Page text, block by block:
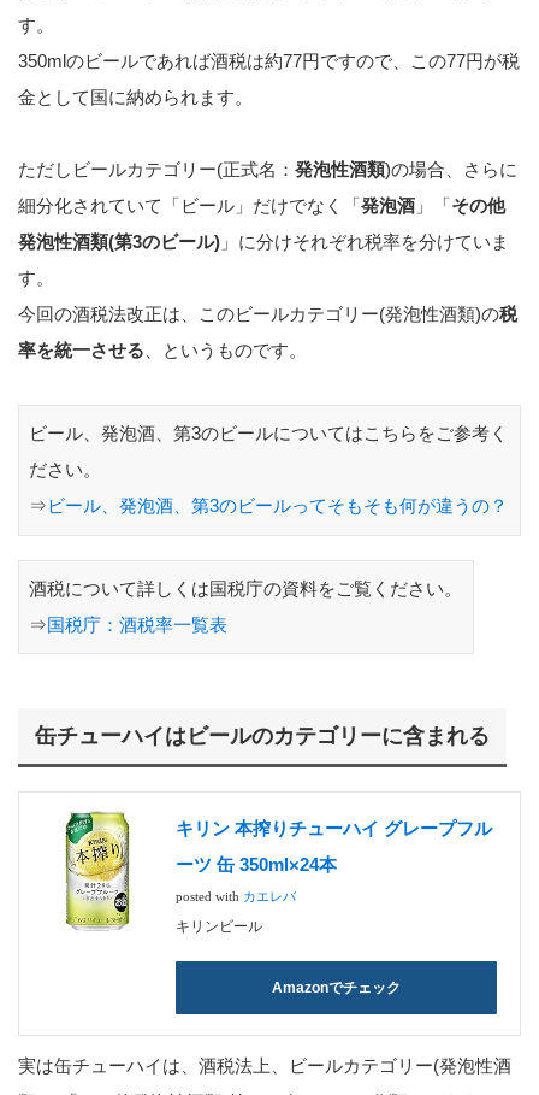
す。
350mlのビールであれば酒税は約77円ですので、この77円が税
金として国に納められます。
ただしビールカテゴリー(正式名： 発泡性酒類)の場合、さらに
細分化されていて「ビール」だけでなく「発泡酒 」「その他
発泡性酒類(第3のビール) 」に分けそれぞれ税率を分けていま
す。
今回の酒税法改正は、このビールカテゴリー(発泡性酒類)の税
率を統一させる 、というものです。
ビール、発泡酒、第3のビールについてはこちらをご参考く
ださい。
⇒ビール、発泡酒、第3のビールってそもそも何が違うの？
酒税について詳しくは国税庁の資料をご覧ください。
⇒国税庁：酒税率一覧表
缶チューハイはビールのカテゴリーに含まれる
キリン 本搾りチューハイ グレープフル
ーツ 缶 350ml×24本
posted with カエレバ
キリンビール
Amazonでチェック
実は缶チューハイは、酒税法上、ビールカテゴリー(発泡性酒